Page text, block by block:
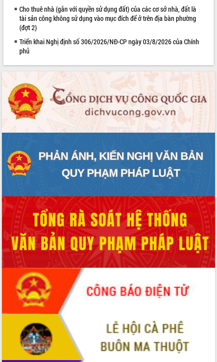
Thường trực HĐND tỉnh Đắk Lắk gặp
mặt Đoàn chuyên gia y tế TP. Hồ Chí
Lễ truy điệu và an táng hài cốt liệt sĩ
tại Nghĩa trang Liệt sĩ xã Sơn Hòa
định EUDR
Thứ trưởng Bộ Nông nghiệp và Môi
trường Nguyễn Hoàng Hiệp khảo sát
vùng trồng và doanh nghiệp đóng gói
món ăn từ sầu riêng
Đắk Lắk công bố Quy hoạch và xúc
tiến đầu tư tỉnh
ứng để giữ vững thị trường xuất khẩu
Diễn đàn Kinh tế tư nhân Việt Nam đột
phá cơ chế - Hợp tác công tư
Đề án 06 tạo bước ngoặt đột phá trong
cải cách hành chính tỉnh Đắk Lắk
Kết nối tour, đẩy mạnh chuyển đổi số
để phát triển du lịch Đắk Lắk
Khởi động Dự án Đầu tư xây dựng hạ
tầng kỹ thuật Cụm công nghiệp Tân
Tiến
Gặp mặt các cơ quan báo chí nhân Kỷ
niệm 101 năm Ngày Báo chí Cách
mạng Việt Nam
Đắk Lắk sơ kết 4 năm triển khai thực
hiện Đề án 06 của Chính phủ
Họp báo thông tin về Hội nghị Công bố
LIÊN KẾT WEB
Cho thuê nhà (gắn với quyền sử dụng đất) của các cơ sở nhà, đất là
tài sản công không sử dụng vào mục đích để ở trên địa bàn phường
(đợt 2)
Triển khai Nghị định số 306/2026/NĐ-CP ngày 03/8/2026 của Chính
phủ